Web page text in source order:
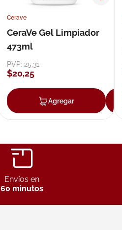
Agregar
Cerave
CeraVe Gel Limpiador
473ml
PVP:25,31
$20,25
Agregar
Envíos en
60 minutos